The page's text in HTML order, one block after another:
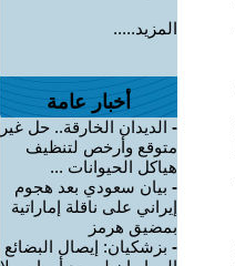
المزيد.....
أخبار عامة
- الديدان الخارقة.. حل غير
متوقع وأرخص لتنظيف
هياكل الحيوانات ...
- بيان سعودي بعد هجوم
إيراني على ناقلة إماراتية
بمضيق هرمز
- بزشكيان: إيصال البضائع